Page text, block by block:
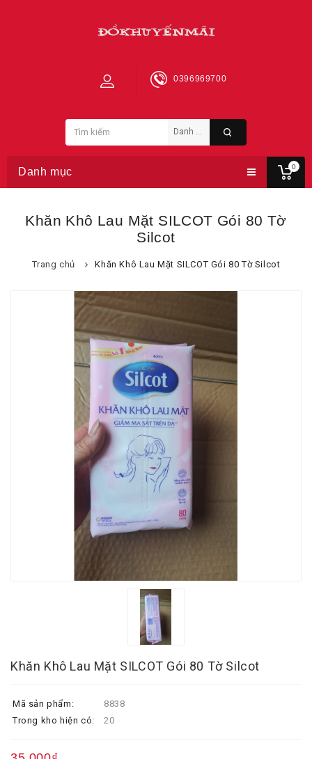
0
0396969700
Danh mục
Khăn Khô Lau Mặt SILCOT Gói 80 Tờ
Silcot
Trang chủ Khăn Khô Lau Mặt SILCOT Gói 80 Tờ Silcot
Khăn Khô Lau Mặt SILCOT Gói 80 Tờ Silcot
Mã sản phẩm:
8838
Trong kho hiện có:
20